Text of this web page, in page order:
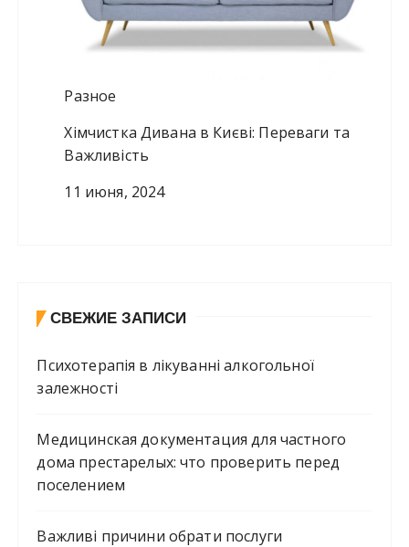
Разное
Хімчистка Дивана в Києві: Переваги та
Важливість
11 июня, 2024
СВЕЖИЕ ЗАПИСИ
Психотерапія в лікуванні алкогольної
залежності
Медицинская документация для частного
дома престарелых: что проверить перед
поселением
Важливі причини обрати послуги